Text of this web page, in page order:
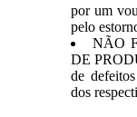
por um
pelo
NÃO
DE
de
dos